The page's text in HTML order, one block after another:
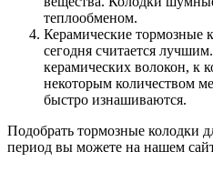
теплообменом.
Керамические тормозные
сегодня считается
керамических волокон, к
некоторым количеством
быстро изнашиваются.
Подобрать тормозные колодки
период вы можете на нашем